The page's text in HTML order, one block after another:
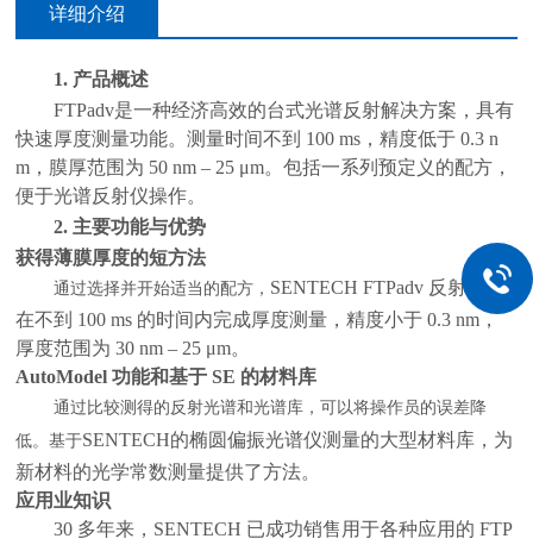
详细介绍
1. 产品概述
FTPadv是一种经济高效的台式光谱反射解决方案，具有
快速厚度测量功能。测量时间不到 100 ms，精度低于 0.3 n
m，膜厚范围为 50 nm – 25 μm。包括一系列预定义的配方，
便于光谱反射仪操作。
2. 主要功能与优势
获得薄膜厚度的短方法
通过选择并开始适当的配方， SENTECH FTPadv 反射仪可
在不到 100 ms 的时间内完成厚度测量，精度小于 0.3 nm，
厚度范围为 30 nm – 25 μm。
AutoModel 功能和基于 SE 的材料库
通过比较测得的反射光谱和光谱库，可以将操作员的误差降
低。基于SENTECH的椭圆偏振光谱仪测量的大型材料库，为
新材料的光学常数测量提供了方法。
应用业知识
30 多年来，SENTECH 已成功销售用于各种应用的 FTP